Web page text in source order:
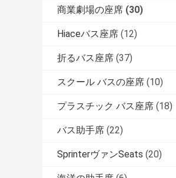
商業劇場の座席 (30)
Hiaceバス座席 (12)
折るバス座席 (37)
スクール バスの座席 (10)
プラスチック バス座席 (18)
バス助手席 (22)
SprinterヴァンSeats (20)